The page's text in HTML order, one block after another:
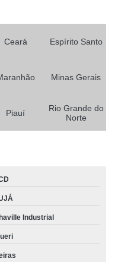
Ceará Espírito Santo
Minas Gerais
Piauí
Rio Grande do
Norte
Industrial